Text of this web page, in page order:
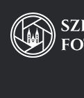
Kihagyás